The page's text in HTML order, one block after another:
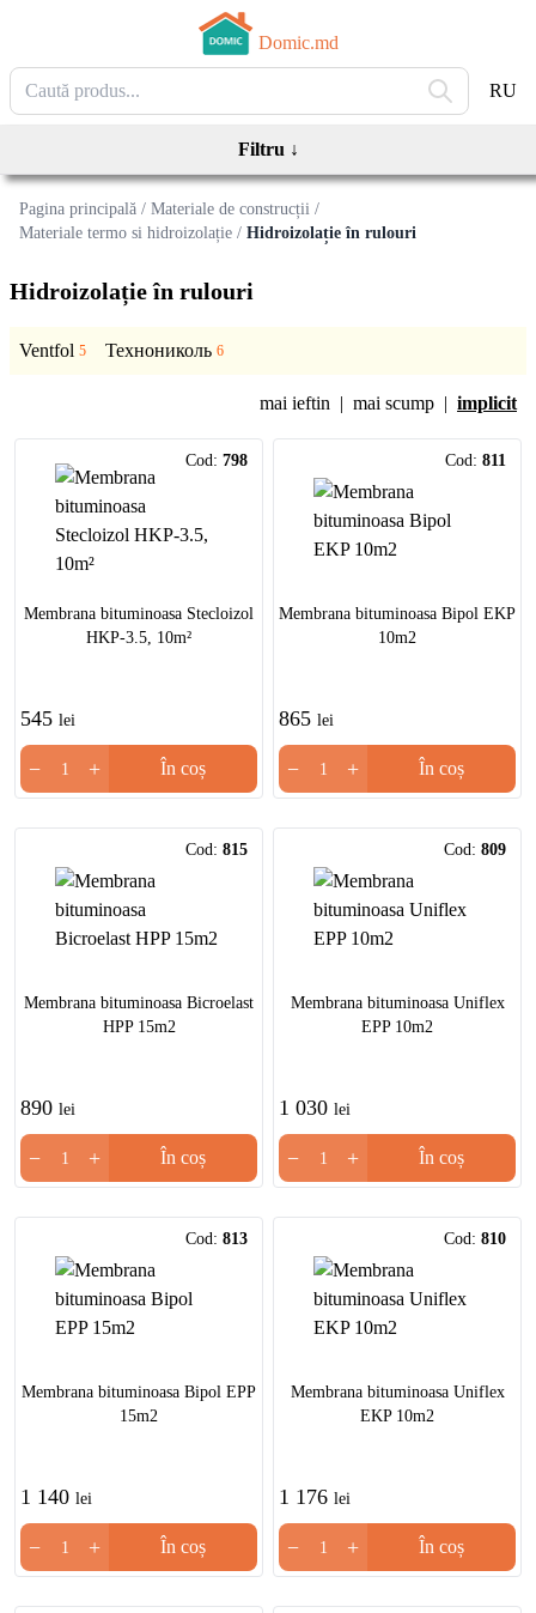
Domic.md
RU
Pagina principală / Materiale de construcții /
Materiale termo si hidroizolație / Hidroizolație în rulouri
Hidroizolație în rulouri
Ventfol 5 Технониколь 6
mai ieftin | mai scump | implicit
Cod: 798
Membrana bituminoasa Stecloizol
HKP-3.5, 10m²
545 lei
− + În coș
Cod: 811
Membrana bituminoasa Bipol EKP
10m2
865 lei
− + În coș
Cod: 815
Membrana bituminoasa Bicroelast
HPP 15m2
890 lei
− + În coș
Cod: 809
Membrana bituminoasa Uniflex
EPP 10m2
1 030 lei
− + În coș
Cod: 813
Membrana bituminoasa Bipol EPP
15m2
1 140 lei
− + În coș
Cod: 810
Membrana bituminoasa Uniflex
EKP 10m2
1 176 lei
− + În coș
Filtru ↓